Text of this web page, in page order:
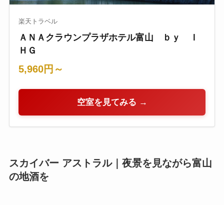
楽天トラベル
ＡＮＡクラウンプラザホテル富山 ｂｙ Ｉ
ＨＧ
5,960円～
空室を見てみる →
スカイバー アストラル｜夜景を見ながら富山
の地酒を